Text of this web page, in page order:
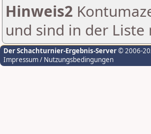
Hinweis2
und sind in der
Der Schachturnier-Ergebnis-Server© 2006-
Impressum / Nutzungsbedingungen